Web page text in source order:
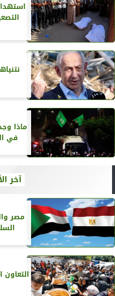
ماذا
في
آخر
مصر